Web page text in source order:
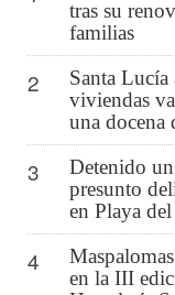
tras su
familias
2
Santa Lucía
viviendas
una docena
3
Detenido
presunto
en Playa
4
en la III